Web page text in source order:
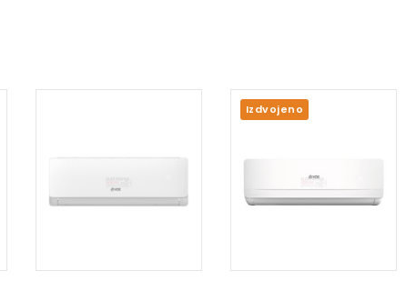
Izdvojeno